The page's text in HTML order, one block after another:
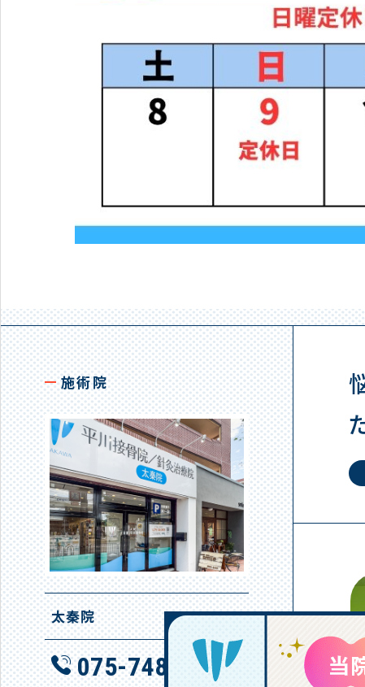
施術院
太秦院
075-748-0808